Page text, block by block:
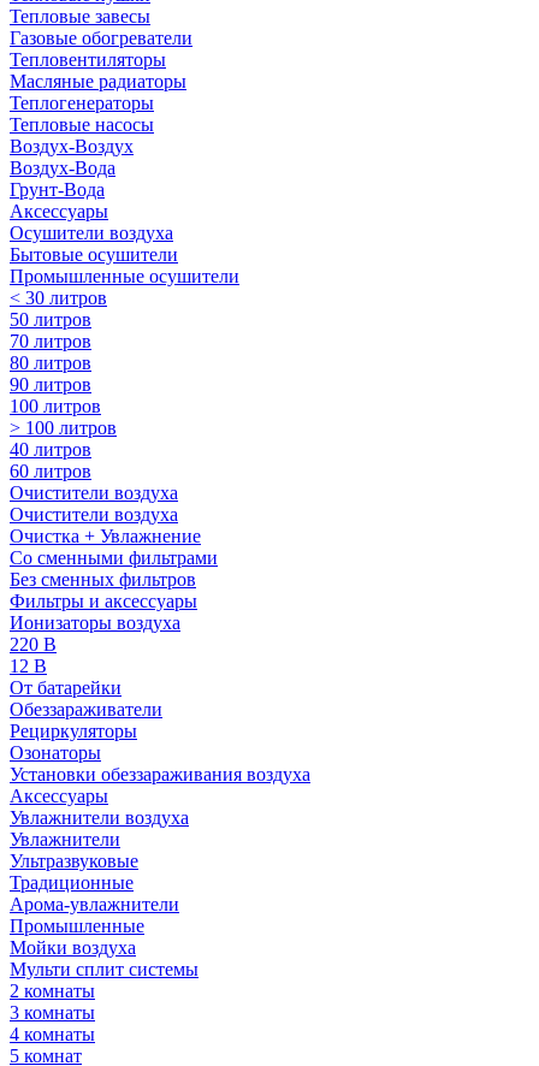
Тепловые завесы
Газовые обогреватели
Тепловентиляторы
Масляные радиаторы
Теплогенераторы
Тепловые насосы
Воздух-Воздух
Воздух-Вода
Грунт-Вода
Аксессуары
Осушители воздуха
Бытовые осушители
Промышленные осушители
< 30 литров
50 литров
70 литров
80 литров
90 литров
100 литров
> 100 литров
40 литров
60 литров
Очистители воздуха
Очистители воздуха
Очистка + Увлажнение
Cо сменными фильтрами
Без сменных фильтров
Фильтры и аксессуары
Ионизаторы воздуха
220 В
12 В
От батарейки
Обеззараживатели
Рециркуляторы
Озонаторы
Установки обеззараживания воздуха
Аксессуары
Увлажнители воздуха
Увлажнители
Ультразвуковые
Традиционные
Арома-увлажнители
Промышленные
Мойки воздуха
Мульти сплит системы
2 комнаты
3 комнаты
4 комнаты
5 комнат